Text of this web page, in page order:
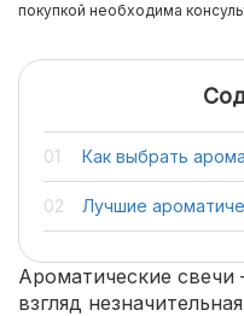
покупкой необходима
Как выбрать
Лучшие
Ароматические свечи
взгляд